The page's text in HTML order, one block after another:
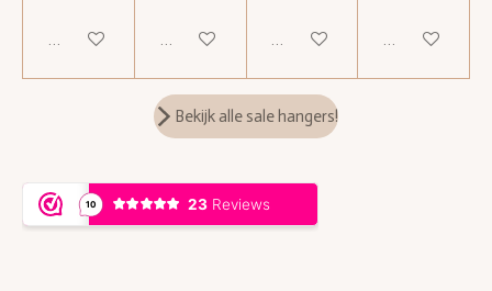
Houd mij op de hoogteIn winkelwagen Houd mij op de hoogteIn winkelwagen
Bekijk alle sale hangers!